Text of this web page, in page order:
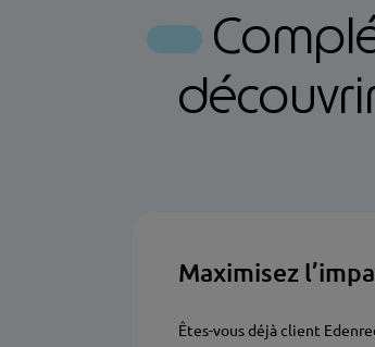
Maximisez
Êtes-vous déjà client